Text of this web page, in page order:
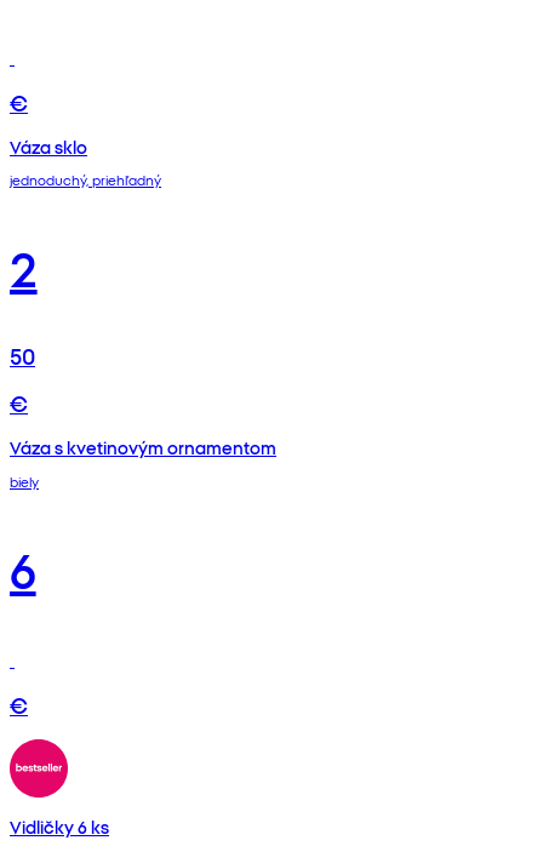
€
Váza sklo
jednoduchý, priehľadný
2
50
€
Váza s kvetinovým ornamentom
biely
6
€
Vidličky 6 ks